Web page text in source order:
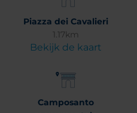
Piazza dei Cavalieri
1.17km
Bekijk de kaart
Camposanto